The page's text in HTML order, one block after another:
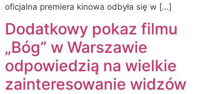
oficjalna premiera kinowa odbyła się w […]
Dodatkowy pokaz filmu
„Bóg” w Warszawie
odpowiedzią na wielkie
zainteresowanie widzów